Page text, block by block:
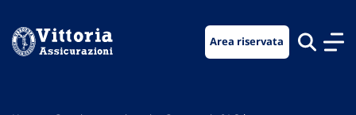
menu
contenuto
footer
Area riservata